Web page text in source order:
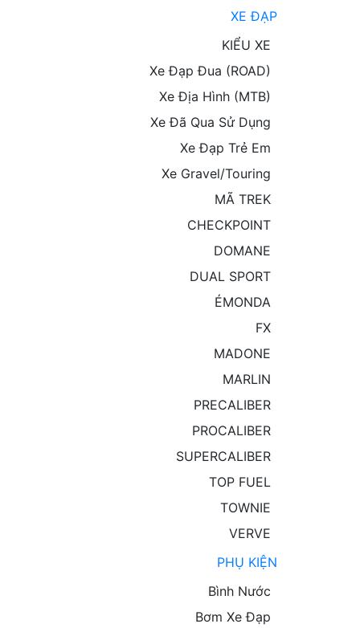
XE ĐẠP
KIỂU XE
Xe Đạp Đua (ROAD)
Xe Địa Hình (MTB)
Xe Đã Qua Sử Dụng
Xe Đạp Trẻ Em
Xe Gravel/Touring
MÃ TREK
CHECKPOINT
DOMANE
DUAL SPORT
ÉMONDA
FX
MADONE
MARLIN
PRECALIBER
PROCALIBER
SUPERCALIBER
TOP FUEL
TOWNIE
VERVE
PHỤ KIỆN
Bình Nước
Bơm Xe Đạp